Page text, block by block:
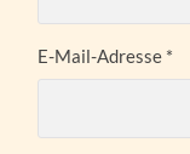
E-Mail-Adresse *